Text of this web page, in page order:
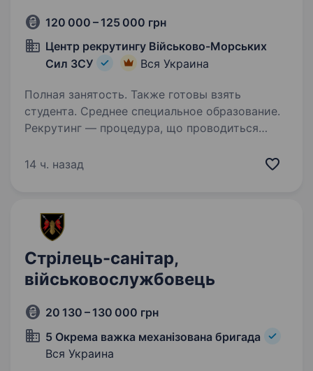
120 000 – 125 000 грн
Центр рекрутингу Військово-Морських
Сил ЗСУ
Вся Украина
Полная занятость. Также готовы взять
студента. Среднее специальное образование.
Рекрутинг — процедура, що проводиться
контракт зараз — це надасть вам можливість
Заробітна…
14 ч. назад
Стрілець-санітар,
військовослужбовець
20 130 – 130 000 грн
5 Окрема важка механізована бригада
Вся Украина